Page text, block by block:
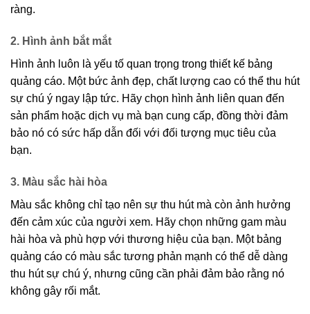
ràng.
2. Hình ảnh bắt mắt
Hình ảnh luôn là yếu tố quan trọng trong thiết kế bảng
quảng cáo. Một bức ảnh đẹp, chất lượng cao có thể thu hút
sự chú ý ngay lập tức. Hãy chọn hình ảnh liên quan đến
sản phẩm hoặc dịch vụ mà bạn cung cấp, đồng thời đảm
bảo nó có sức hấp dẫn đối với đối tượng mục tiêu của
bạn.
3. Màu sắc hài hòa
Màu sắc không chỉ tạo nên sự thu hút mà còn ảnh hưởng
đến cảm xúc của người xem. Hãy chọn những gam màu
hài hòa và phù hợp với thương hiệu của bạn. Một bảng
quảng cáo có màu sắc tương phản mạnh có thể dễ dàng
thu hút sự chú ý, nhưng cũng cần phải đảm bảo rằng nó
không gây rối mắt.